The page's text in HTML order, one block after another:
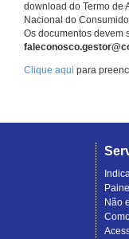
download do Termo de
Nacional do
Os documentos devem
Clique aqui para
Não